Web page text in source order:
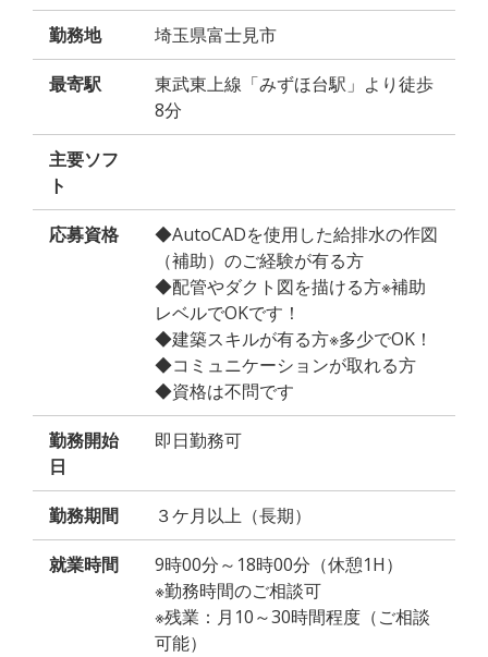
勤務地 埼玉県富士見市
最寄駅
東武東上線「みずほ台駅」より徒歩
8分
主要ソフ
ト
応募資格
◆AutoCADを使用した給排水の作図
（補助）のご経験が有る方
◆配管やダクト図を描ける方※補助
レベルでOKです！
◆建築スキルが有る方※多少でOK！
◆コミュニケーションが取れる方
◆資格は不問です
勤務開始
日
即日勤務可
勤務期間 ３ケ月以上（長期）
就業時間
9時00分～18時00分（休憩1H）
※勤務時間のご相談可
※残業：月10～30時間程度（ご相談
可能）